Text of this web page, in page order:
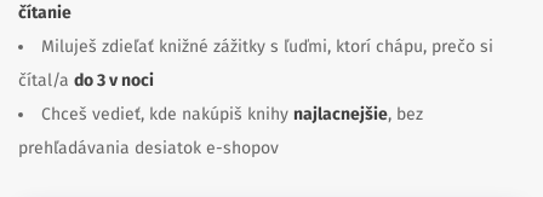
čítanie
Miluješ zdieľať knižné zážitky s ľuďmi, ktorí chápu, prečo si
čítal/a do 3 v noci
Chceš vedieť, kde nakúpiš knihy najlacnejšie, bez
prehľadávania desiatok e-shopov